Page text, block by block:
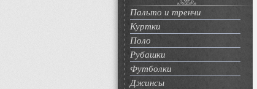
Пальто и тренчи
Куртки
Поло
Рубашки
Футболки
Джинсы